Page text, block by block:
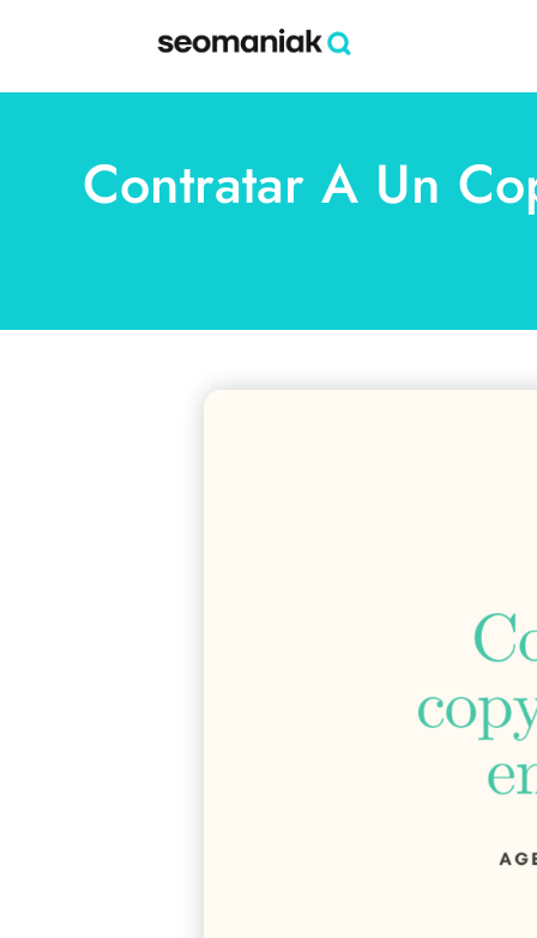
Contratar A Un